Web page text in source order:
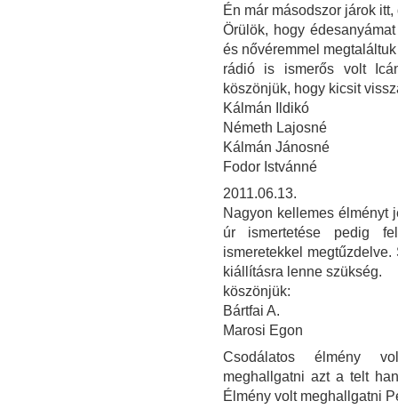
Én már másodszor járok
Örülök, hogy
és nővéremmel
rádió is ismerős volt
köszönjük, hogy kicsit
Kálmán Ildikó
Németh Lajosné
Kálmán Jánosné
Fodor Istvánné
2011.06.13.
Nagyon kellemes élményt
úr ismertetése pedig
ismeretekkel
kiállításra lenne szükség.
köszönjük:
Bártfai A.
Marosi Egon
Csodálatos élmény
meghallgatni azt a telt
Élmény volt meghallgatni